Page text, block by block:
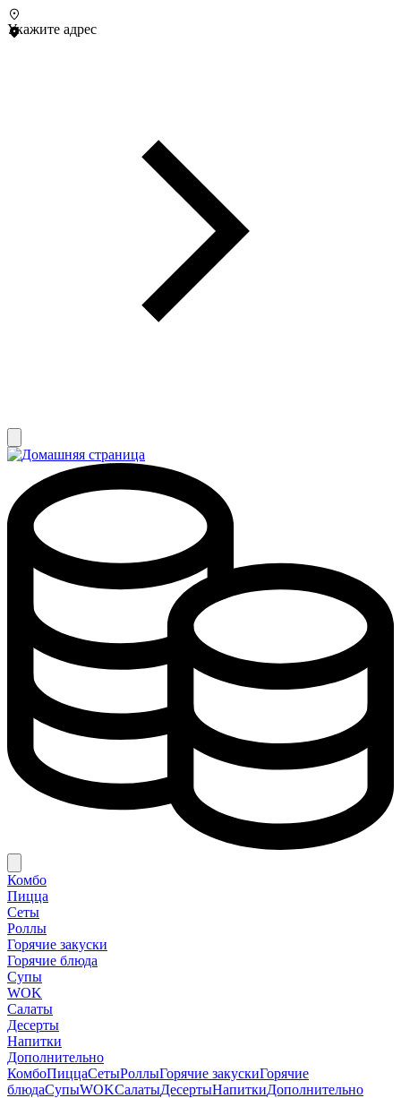
Укажите адрес
Комбо
Пицца
Сеты
Роллы
Горячие закуски
Горячие блюда
Супы
WOK
Салаты
Десерты
Напитки
Дополнительно
КомбоПиццаСетыРоллыГорячие закускиГорячие
блюдаСупыWOKСалатыДесертыНапиткиДополнительно